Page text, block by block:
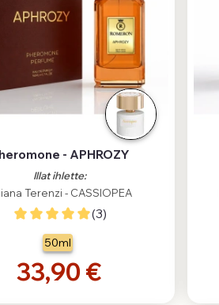
- APHROZY
Illat ihlette:
Terenzi - CASSIOPEA
(3)
50ml
33,90 €